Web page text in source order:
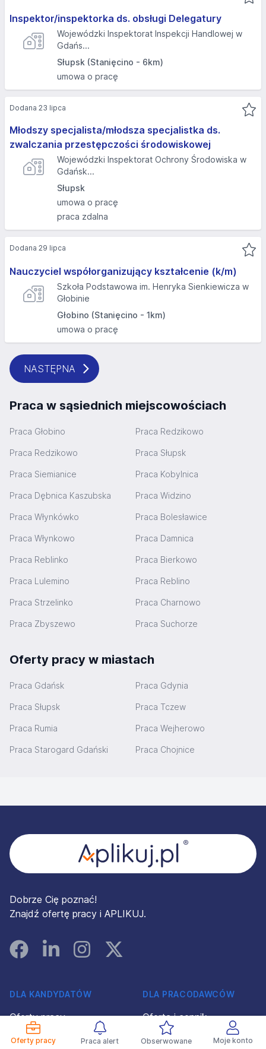
Oferty pracy Praca alert Obserwowane Moje konto
Inspektor/inspektorka ds. obsługi Delegatury
Wojewódzki Inspektorat Inspekcji Handlowej w
Gdańs...
Słupsk (Stanięcino - 6km)
umowa o pracę
Młodszy specjalista/młodsza specjalistka ds.
zwalczania przestępczości środowiskowej
Wojewódzki Inspektorat Ochrony Środowiska w
Gdańsk...
Słupsk
umowa o pracę
praca zdalna
Dodana 23 lipca
Nauczyciel współorganizujący kształcenie (k/m)
Szkoła Podstawowa im. Henryka Sienkiewicza w
Głobinie
Głobino (Stanięcino - 1km)
umowa o pracę
Dodana 29 lipca
NASTĘPNA
Praca w sąsiednich miejscowościach
Praca Głobino Praca Redzikowo
Praca Redzikowo Praca Słupsk
Praca Siemianice Praca Kobylnica
Praca Dębnica Kaszubska Praca Widzino
Praca Włynkówko Praca Bolesławice
Praca Włynkowo Praca Damnica
Praca Reblinko Praca Bierkowo
Praca Lulemino Praca Reblino
Praca Strzelinko Praca Charnowo
Praca Zbyszewo Praca Suchorze
Oferty pracy w miastach
Praca Gdańsk Praca Gdynia
Praca Słupsk Praca Tczew
Praca Rumia Praca Wejherowo
Praca Starogard Gdański Praca Chojnice
Dobrze Cię poznać!
Znajdź ofertę pracy i APLIKUJ.
FacebookLinked InInstagramInstagram
DLA KANDYDATÓW
Oferty pracy
Pracodawcy
DLA PRACODAWCÓW
Oferta i cennik
Profil Pracodawcy 360°